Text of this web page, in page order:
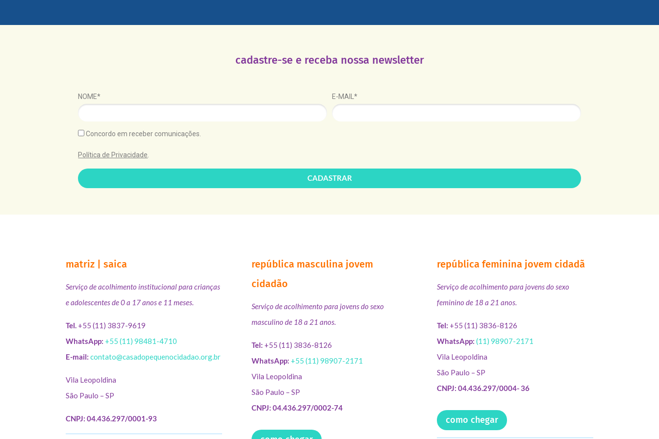
cadastre-se e receba nossa newsletter
NOME* E-MAIL*
Concordo em receber comunicações.
Política de Privacidade
CADASTRAR
matriz | saica
Serviço de acolhimento institucional para crianças
e adolescentes de 0 a 17 anos e 11 meses.
Tel. +55 (11) 3837-9619
WhatsApp: +55 (11) 98481-4710
E-mail: contato@casadopequenocidadao.org.br
Vila Leopoldina
São Paulo – SP
CNPJ: 04.436.297/0001-93
república masculina jovem
cidadão
Serviço de acolhimento para jovens do sexo
masculino de 18 a 21 anos.
Tel: +55 (11) 3836-8126
WhatsApp: +55 (11) 98907-2171
Vila Leopoldina
São Paulo – SP
CNPJ: 04.436.297/0002-74
república feminina jovem cidadã
Serviço de acolhimento para jovens do sexo
feminino de 18 a 21 anos.
Tel: +55 (11) 3836-8126
WhatsApp: (11) 98907-2171
Vila Leopoldina
São Paulo – SP
CNPJ: 04.436.297/0004- 36
como chegar